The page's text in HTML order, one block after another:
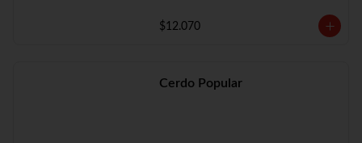
$12.070
Cerdo Popular